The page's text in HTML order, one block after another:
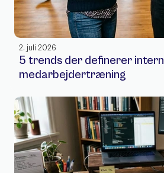
2. juli 2026
5 trends der definerer intern
medarbejdertræning